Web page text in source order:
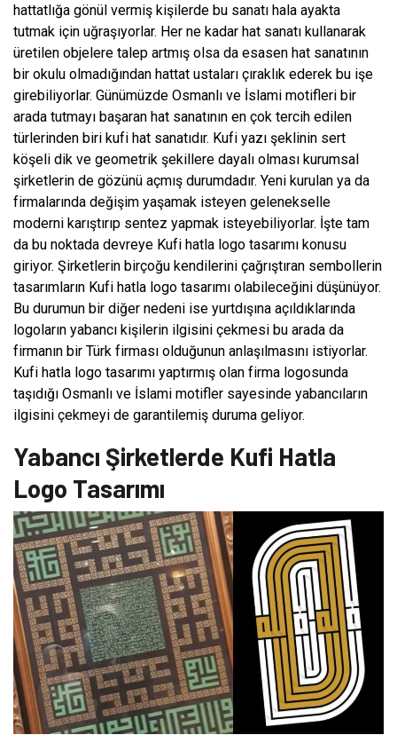
hattatlığa gönül vermiş kişilerde bu sanatı hala ayakta
tutmak için uğraşıyorlar. Her ne kadar hat sanatı kullanarak
üretilen objelere talep artmış olsa da esasen hat sanatının
bir okulu olmadığından hattat ustaları çıraklık ederek bu işe
girebiliyorlar. Günümüzde Osmanlı ve İslami motifleri bir
arada tutmayı başaran hat sanatının en çok tercih edilen
türlerinden biri kufi hat sanatıdır. Kufi yazı şeklinin sert
köşeli dik ve geometrik şekillere dayalı olması kurumsal
şirketlerin de gözünü açmış durumdadır. Yeni kurulan ya da
firmalarında değişim yaşamak isteyen gelenekselle
moderni karıştırıp sentez yapmak isteyebiliyorlar. İşte tam
da bu noktada devreye Kufi hatla logo tasarımı konusu
giriyor. Şirketlerin birçoğu kendilerini çağrıştıran sembollerin
tasarımların Kufi hatla logo tasarımı olabileceğini düşünüyor.
Bu durumun bir diğer nedeni ise yurtdışına açıldıklarında
logoların yabancı kişilerin ilgisini çekmesi bu arada da
firmanın bir Türk firması olduğunun anlaşılmasını istiyorlar.
Kufi hatla logo tasarımı yaptırmış olan firma logosunda
taşıdığı Osmanlı ve İslami motifler sayesinde yabancıların
ilgisini çekmeyi de garantilemiş duruma geliyor.
Yabancı Şirketlerde Kufi Hatla
Logo Tasarımı